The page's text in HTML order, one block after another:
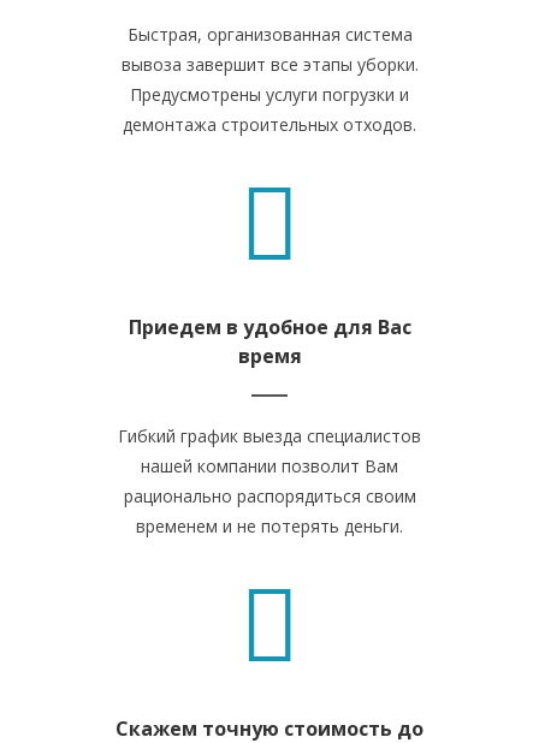
Быстрая, организованная система
вывоза завершит все этапы уборки.
Предусмотрены услуги погрузки и
демонтажа строительных отходов.
Приедем в удобное для Вас
время
Гибкий график выезда специалистов
нашей компании позволит Вам
рационально распорядиться своим
временем и не потерять деньги.
Скажем точную стоимость до